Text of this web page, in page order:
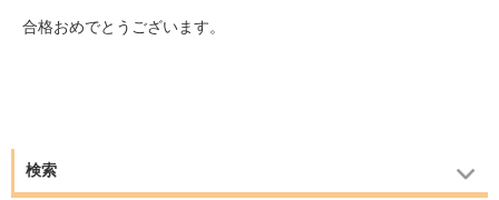
合格おめでとうございます。
検索